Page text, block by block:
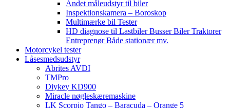
Andet måleudstyr til biler
Inspektionskamera – Boroskop
Multimærke bil Tester
HD diagnose til Lastbiler Busser Biler Traktorer
Entreprenør Både stationær mv.
Motorcykel tester
Låsesmedsudstyr
Abrites AVDI
TMPro
Diykey KD900
Miracle nøgleskæremaskine
LK Scorpio Tango – Baracuda – Orange 5